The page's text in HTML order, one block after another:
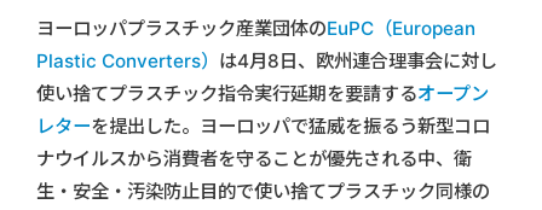
ヨーロッパプラスチック産業団体のEuPC（European
Plastic Converters） は4月8日、欧州連合理事会に対し
使い捨てプラスチック指令実行延期を要請するオープン
レターを提出した。ヨーロッパで猛威を振るう新型コロ
ナウイルスから消費者を守ることが優先される中、衛
生・安全・汚染防止目的で使い捨てプラスチック同様の